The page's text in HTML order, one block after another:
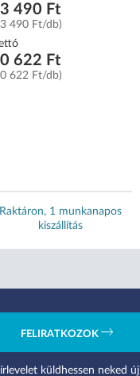
490 Ft
490 Ft/db)
622 Ft
622 Ft/db)
Raktáron, 1 munkanapos
kiszállítás
FELIRATKOZOK
küldhessen neked új